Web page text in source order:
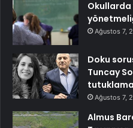
Okullarda
Ağustos 7,
Doku
Tuncay
Ağustos 7,
Almus